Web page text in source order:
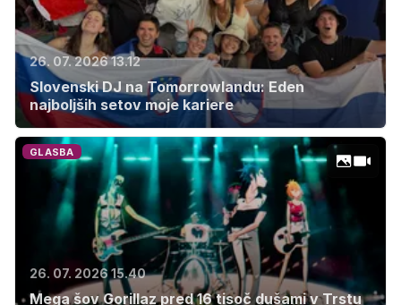
26. 07. 2026 13.12
Slovenski DJ na Tomorrowlandu: Eden
najboljših setov moje kariere
GLASBA
26. 07. 2026 15.40
Mega šov Gorillaz pred 16 tisoč dušami v Trstu